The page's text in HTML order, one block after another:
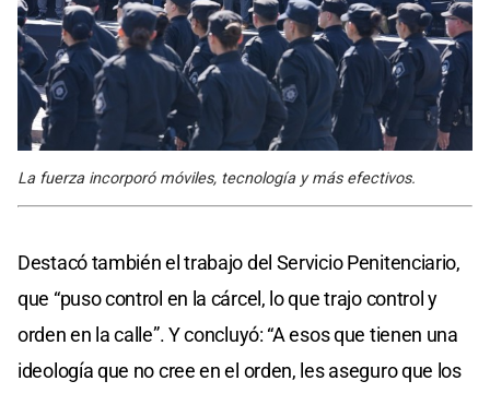
La fuerza incorporó móviles, tecnología y más efectivos.
Destacó también el trabajo del Servicio Penitenciario,
que “puso control en la cárcel, lo que trajo control y
orden en la calle”. Y concluyó: “A esos que tienen una
ideología que no cree en el orden, les aseguro que los